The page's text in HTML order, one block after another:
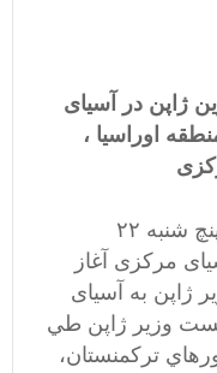
ژاپن در آسیای
اوراسیا ،
شینزوابه نخست وزیر ژاپن روز پنچ شنبه ۲۲
مرکزی آغاز
ژاپن به آسیای
نخست وزير ژاپن طي
ترکمنستان،